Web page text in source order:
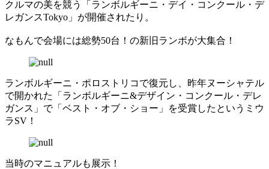
クルマの美を競う「ランボルギーニ・デイ・コンクール・デ
レガンスTokyo」が開催されたり。
なもんで会場には総勢50台！の新旧ランボが大集合！
ランボルギーニ・ポロストリコで復元し、昨年ヌーシャテル
で開かれた「ランボルギーニ&デザイン・コンクール・デレ
ガンス」で「ベスト・オブ・ショー」を受賞したというミウ
ラSV！
当時のマニュアルも展示！